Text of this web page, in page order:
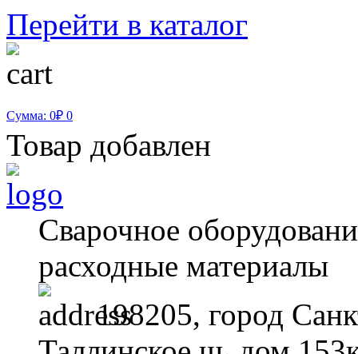
Перейти в каталог
Сумма: 0₽ 0
Товар добавлен
Сварочное
расходные материалы
198205, город